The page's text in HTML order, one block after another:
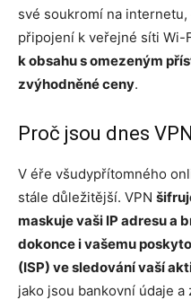
své soukromí na
připojení k veřejné síti Wi-
k obsahu s omezeným
zvýhodněné ceny.
Proč jsou dnes
V éře všudypřítomného
stále důležitější. VPN
maskuje vaši IP adresu a
dokonce i vašemu
(ISP) ve sledování vaší
jako jsou bankovní údaje